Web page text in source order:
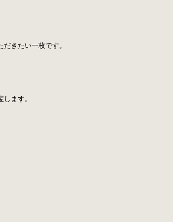
きたい一枚です。
ます。